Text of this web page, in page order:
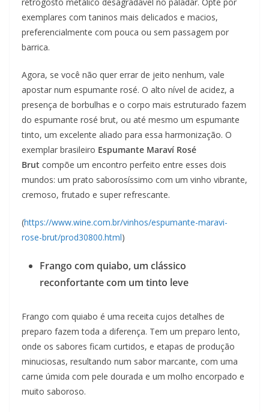
exemplares com taninos mais delicados e macios,
preferencialmente com pouca ou sem passagem por
barrica.
Agora, se você não quer errar de jeito nenhum, vale
apostar num espumante rosé. O alto nível de acidez, a
presença de borbulhas e o corpo mais estruturado fazem
do espumante rosé brut, ou até mesmo um espumante
tinto, um excelente aliado para essa harmonização. O
exemplar brasileiro Espumante Maraví Rosé
Brut compõe um encontro perfeito entre esses dois
mundos: um prato saborosíssimo com um vinho vibrante,
cremoso, frutado e super refrescante.
(https://www.wine.com.br/vinhos/espumante-maravi-
rose-brut/prod30800.html)
Frango com quiabo, um clássico
reconfortante com um tinto leve
Frango com quiabo é uma receita cujos detalhes de
preparo fazem toda a diferença. Tem um preparo lento,
onde os sabores ficam curtidos, e etapas de produção
minuciosas, resultando num sabor marcante, com uma
carne úmida com pele dourada e um molho encorpado e
muito saboroso.